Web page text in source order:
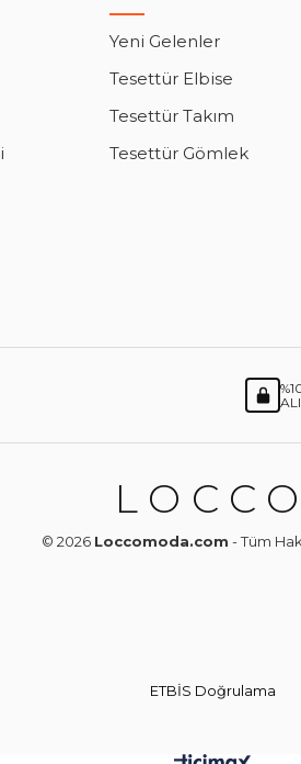
Yeni Gelenler
Tesettür Elbise
Tesettür Takım
Tesettür Gömlek
LOCCO
© 2026 Loccomoda.com - Tüm
ETBİS Doğrulama